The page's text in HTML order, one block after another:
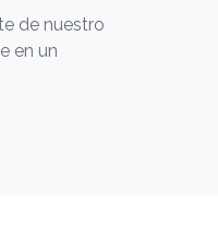
de nuestro
en un